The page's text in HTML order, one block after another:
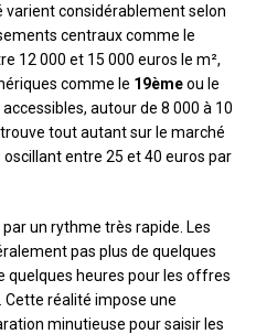
varient considérablement selon
centraux comme le
12 000 et 15 000 euros le m²,
comme le 19èmeou le
autour de 8 000 à 10
tout autant sur le marché
entre 25 et 40 euros par
un rythme très rapide. Les
pas plus de quelques
quelques heures pour les offres
réalité impose une
minutieuse pour saisir les